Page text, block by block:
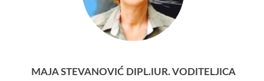
MAJA STEVANOVIĆ DIPL.IUR. VODITELJICA